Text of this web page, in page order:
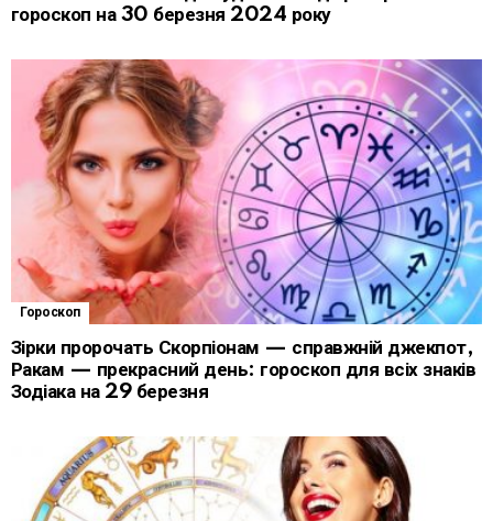
гороскоп на 30 березня 2024 року
Гороскоп
Зірки пророчать Скорпіонам — справжній джекпот,
Ракам — прекрасний день: гороскоп для всіх знаків
Зодіака на 29 березня